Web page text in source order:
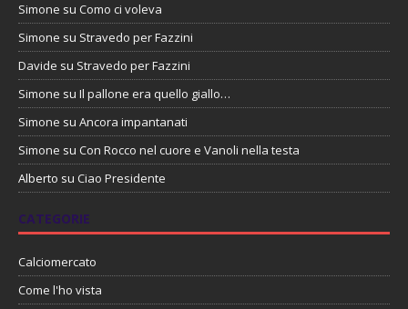
Simone su Como ci voleva
Simone su Stravedo per Fazzini
Davide su Stravedo per Fazzini
Simone su Il pallone era quello giallo…
Simone su Ancora impantanati
Simone su Con Rocco nel cuore e Vanoli nella testa
Alberto su Ciao Presidente
CATEGORIE
Calciomercato
Come l'ho vista